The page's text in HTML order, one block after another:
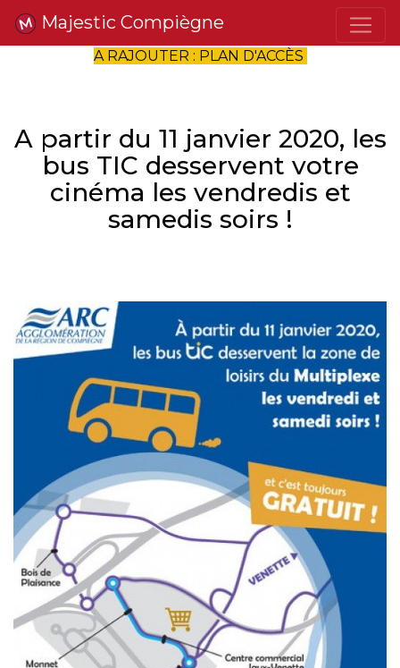
Majestic Compiègne
A RAJOUTER : PLAN D'ACCÈS
A partir du 11 janvier 2020, les
bus TIC desservent votre
cinéma les vendredis et
samedis soirs !